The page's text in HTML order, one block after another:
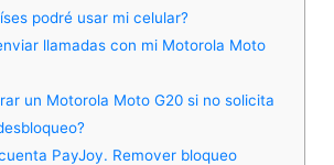
podré usar mi celular?
llamadas con mi Motorola Moto
un Motorola Moto G20 si no solicita
PayJoy. Remover bloqueo